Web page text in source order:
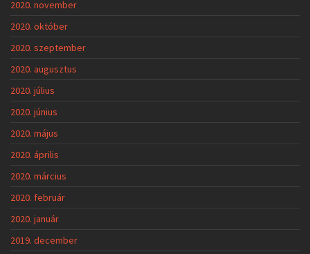
2020. november
2020. október
2020. szeptember
2020. augusztus
2020. július
2020. június
2020. május
2020. április
2020. március
2020. február
2020. január
2019. december